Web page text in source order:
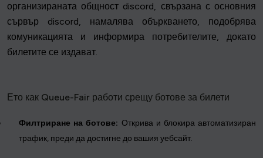
организираната общност discord, свързана с основния
сървър discord, намалява объркването, подобрява
комуникацията и информира потребителите, докато
билетите се издават.
Ето как Queue-Fair работи срещу ботове за билети
Филтриране на ботове: Открива и блокира автоматизиран
трафик, преди да достигне до вашия уебсайт.